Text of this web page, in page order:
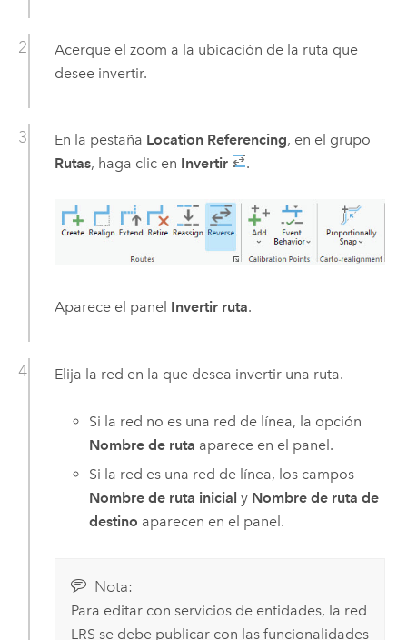
Acerque el zoom a la ubicación de la ruta que
desee invertir.
En la pestaña Location Referencing, en el grupo
Rutas, haga clic en Invertir .
Aparece el panel Invertir ruta.
Elija la red en la que desea invertir una ruta.
Si la red no es una red de línea, la opción
Nombre de ruta aparece en el panel.
Si la red es una red de línea, los campos
Nombre de ruta inicial y Nombre de ruta de
destino aparecen en el panel.
Nota:
Para editar con servicios de entidades, la red
LRS se debe publicar con las funcionalidades